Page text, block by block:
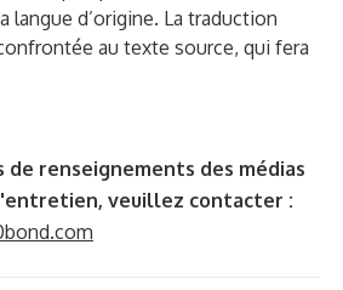
langue d’origine. La traduction
au texte source, qui fera
de renseignements des médias
veuillez contacter :